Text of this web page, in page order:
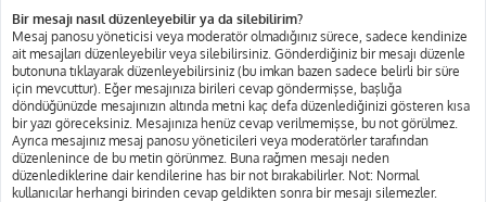
Bir mesajı nasıl düzenleyebilir ya da silebilirim?
Mesaj panosu yöneticisi veya moderatör olmadığınız sürece, sadece kendinize
ait mesajları düzenleyebilir veya silebilirsiniz. Gönderdiğiniz bir mesajı düzenle
butonuna tıklayarak düzenleyebilirsiniz (bu imkan bazen sadece belirli bir süre
için mevcuttur). Eğer mesajınıza birileri cevap göndermişse, başlığa
döndüğünüzde mesajınızın altında metni kaç defa düzenlediğinizi gösteren kısa
bir yazı göreceksiniz. Mesajınıza henüz cevap verilmemişse, bu not görülmez.
Ayrıca mesajınız mesaj panosu yöneticileri veya moderatörler tarafından
düzenlenince de bu metin görünmez. Buna rağmen mesajı neden
düzenlediklerine dair kendilerine has bir not bırakabilirler. Not: Normal
kullanıcılar herhangi birinden cevap geldikten sonra bir mesajı silemezler.